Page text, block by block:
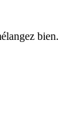
bien.